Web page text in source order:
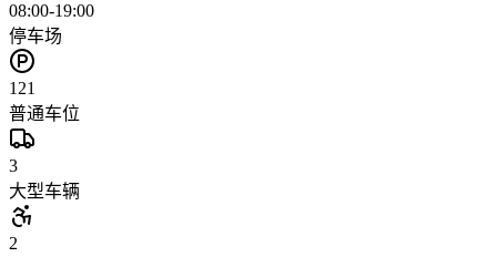
08:00-19:00
停车场
121
普通车位
3
大型车辆
2